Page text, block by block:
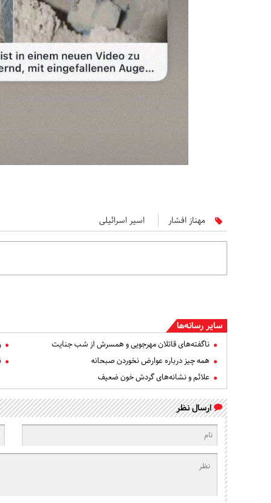
مهناز افشار اسیر اسرائیلی
سایر رسانه‌ها
ناگفته‌های قاتلان مهرجویی و همسرش از شب جنایت
همه چیز درباره عوارض نخوردن صبحانه
علائم و نشانه‌های گردش خون ضعیف
ارسال نظر